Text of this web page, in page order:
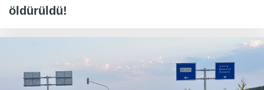
öldürüldü!